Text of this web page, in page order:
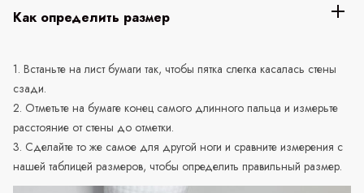
Как определить размер
1. Встаньте на лист бумаги так, чтобы пятка слегка касалась стены
сзади.
2. Отметьте на бумаге конец самого длинного пальца и измерьте
расстояние от стены до отметки.
3. Сделайте то же самое для другой ноги и сравните измерения с
нашей таблицей размеров, чтобы определить правильный размер.